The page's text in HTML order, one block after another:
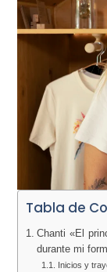
Tabla de
Chanti «El
durante mi
Inicios y